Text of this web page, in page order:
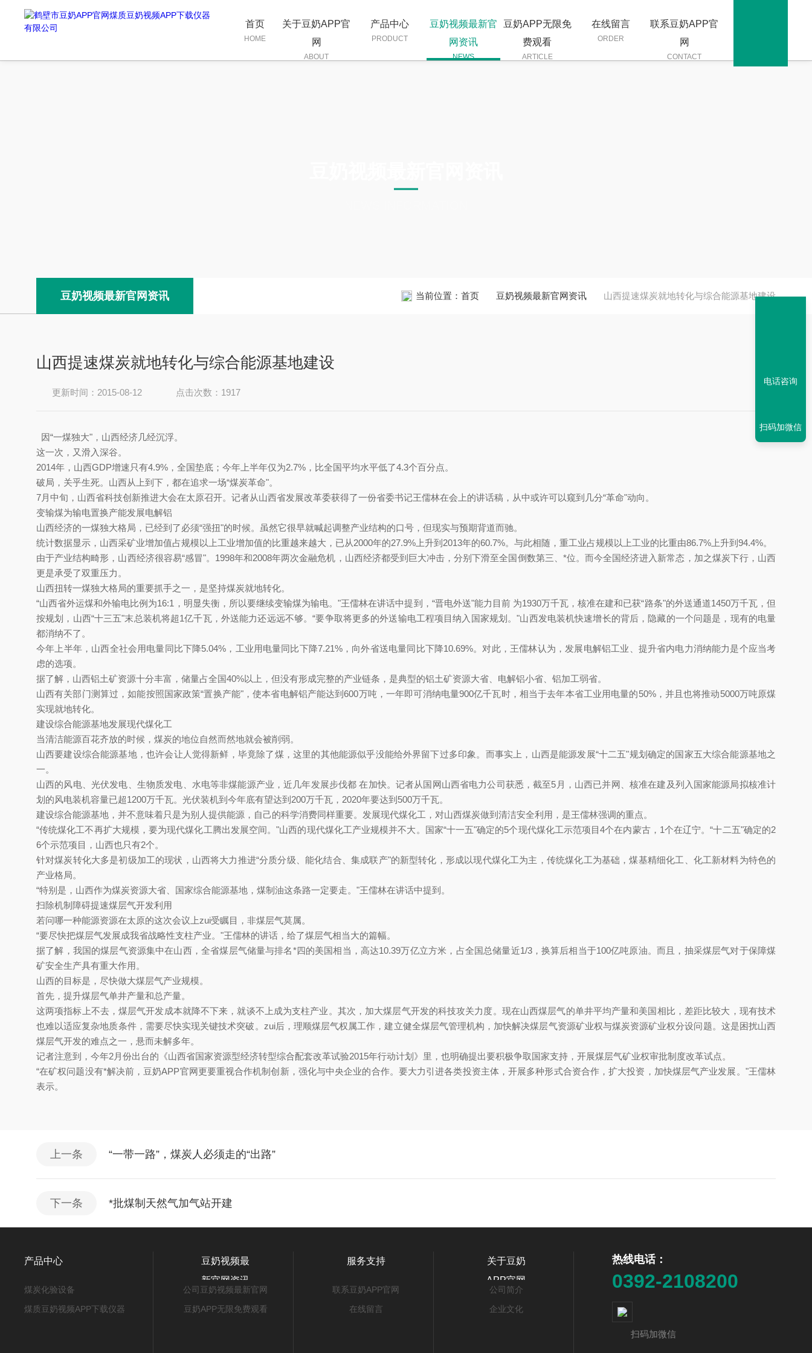
首页
HOME
关于豆奶APP官
网
ABOUT
产品中心
PRODUCT
豆奶视频最新官
网资讯
NEWS
豆奶APP无限免
费观看
ARTICLE
在线留言
ORDER
联系豆奶APP官
网
CONTACT
豆奶视频最新官网资讯 当前位置： 首页 豆奶视频最新官网资讯 山西提速煤炭就地转化与综合能源基地建设
山西提速煤炭就地转化与综合能源基地建设
更新时间：2015-08-12 点击次数：1917
因“一煤独大"，山西经济几经沉浮。
这一次，又滑入深谷。
2014年，山西GDP增速只有4.9%，全国垫底；今年上半年仅为2.7%，比全国平均水平低了4.3个百分点。
破局，关乎生死。山西从上到下，都在追求一场“煤炭革命"。
7月中旬，山西省科技创新推进大会在太原召开。记者从山西省发展改革委获得了一份省委书记王儒林在会上的讲话稿，从中或许可以窥到几分“革命"动向。
变输煤为输电置换产能发展电解铝
山西经济的一煤独大格局，已经到了必须“强扭"的时候。虽然它很早就喊起调整产业结构的口号，但现实与预期背道而驰。
统计数据显示，山西采矿业增加值占规模以上工业增加值的比重越来越大，已从2000年的27.9%上升到2013年的60.7%。与此相随，重工业占规模以上工业的比重由86.7%上升到94.4%。
由于产业结构畸形，山西经济很容易“感冒"。1998年和2008年两次金融危机，山西经济都受到巨大冲击，分别下滑至全国倒数第三、*位。而今全国经济进入新常态，加之煤炭下行，山西
更是承受了双重压力。
山西扭转一煤独大格局的重要抓手之一，是坚持煤炭就地转化。
“山西省外运煤和外输电比例为16:1，明显失衡，所以要继续变输煤为输电。"王儒林在讲话中提到，“晋电外送"能力目前 为1930万千瓦，核准在建和已获“路条"的外送通道1450万千瓦，但
按规划，山西“十三五"末总装机将超1亿千瓦，外送能力还远远不够。“要争取将更多的外送输电工程项目纳入国家规划。"山西发电装机快速增长的背后，隐藏的一个问题是，现有的电量
都消纳不了。
今年上半年，山西全社会用电量同比下降5.04%，工业用电量同比下降7.21%，向外省送电量同比下降10.69%。对此，王儒林认为，发展电解铝工业、提升省内电力消纳能力是个应当考
虑的选项。
据了解，山西铝土矿资源十分丰富，储量占全国40%以上，但没有形成完整的产业链条，是典型的铝土矿资源大省、电解铝小省、铝加工弱省。
山西有关部门测算过，如能按照国家政策“置换产能"，使本省电解铝产能达到600万吨，一年即可消纳电量900亿千瓦时，相当于去年本省工业用电量的50%，并且也将推动5000万吨原煤
实现就地转化。
建设综合能源基地发展现代煤化工
当清洁能源百花齐放的时候，煤炭的地位自然而然地就会被削弱。
山西要建设综合能源基地，也许会让人觉得新鲜，毕竟除了煤，这里的其他能源似乎没能给外界留下过多印象。而事实上，山西是能源发展“十二五"规划确定的国家五大综合能源基地之
一。
山西的风电、光伏发电、生物质发电、水电等非煤能源产业，近几年发展步伐都 在加快。记者从国网山西省电力公司获悉，截至5月，山西已并网、核准在建及列入国家能源局拟核准计
划的风电装机容量已超1200万千瓦。光伏装机到今年底有望达到200万千瓦，2020年要达到500万千瓦。
建设综合能源基地，并不意味着只是为别人提供能源，自己的科学消费同样重要。发展现代煤化工，对山西煤炭做到清洁安全利用，是王儒林强调的重点。
“传统煤化工不再扩大规模，要为现代煤化工腾出发展空间。"山西的现代煤化工产业规模并不大。国家“十一五"确定的5个现代煤化工示范项目4个在内蒙古，1个在辽宁。“十二五"确定的2
6个示范项目，山西也只有2个。
针对煤炭转化大多是初级加工的现状，山西将大力推进“分质分级、能化结合、集成联产"的新型转化，形成以现代煤化工为主，传统煤化工为基础，煤基精细化工、化工新材料为特色的
产业格局。
“特别是，山西作为煤炭资源大省、国家综合能源基地，煤制油这条路一定要走。"王儒林在讲话中提到。
扫除机制障碍提速煤层气开发利用
若问哪一种能源资源在太原的这次会议上zui受瞩目，非煤层气莫属。
“要尽快把煤层气发展成我省战略性支柱产业。"王儒林的讲话，给了煤层气相当大的篇幅。
据了解，我国的煤层气资源集中在山西，全省煤层气储量与排名*四的美国相当，高达10.39万亿立方米，占全国总储量近1/3，换算后相当于100亿吨原油。而且，抽采煤层气对于保障煤
矿安全生产具有重大作用。
山西的目标是，尽快做大煤层气产业规模。
首先，提升煤层气单井产量和总产量。
这两项指标上不去，煤层气开发成本就降不下来，就谈不上成为支柱产业。其次，加大煤层气开发的科技攻关力度。现在山西煤层气的单井平均产量和美国相比，差距比较大，现有技术
也难以适应复杂地质条件，需要尽快实现关键技术突破。zui后，理顺煤层气权属工作，建立健全煤层气管理机构，加快解决煤层气资源矿业权与煤炭资源矿业权分设问题。这是困扰山西
煤层气开发的难点之一，悬而未解多年。
记者注意到，今年2月份出台的《山西省国家资源型经济转型综合配套改革试验2015年行动计划》里，也明确提出要积极争取国家支持，开展煤层气矿业权审批制度改革试点。
“在矿权问题没有*解决前，豆奶APP官网更要重视合作机制创新，强化与中央企业的合作。要大力引进各类投资主体，开展多种形式合资合作，扩大投资，加快煤层气产业发展。"王儒林
表示。
上一条 “一带一路”，煤炭人必须走的“出路”
下一条 *批煤制天然气加气站开建
热线电话：
0392-2108200
扫码加微信
产品中心
煤炭化验设备
煤质豆奶视频APP下载仪器
豆奶视频最
新官网资讯
公司豆奶视频最新官网
豆奶APP无限免费观看
服务支持
联系豆奶APP官网
在线留言
关于豆奶
APP官网
公司简介
企业文化
电话咨询
扫码加微信